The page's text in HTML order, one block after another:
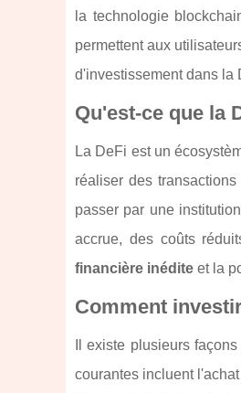
la technologie
permettent aux
d'investissement dans la
Qu'est-ce que la
La DeFi est un
réaliser des
passer par une
accrue, des coûts
financière inédite et la
Comment
Il existe plusieurs
courantes incluent